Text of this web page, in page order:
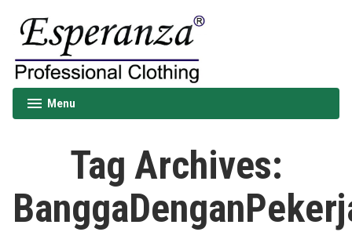
content
Esperanza
Menu
expanded
collapsed
Tag Archives: